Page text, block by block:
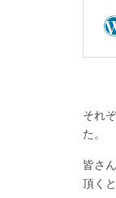
それ
た。
皆さ
頂く